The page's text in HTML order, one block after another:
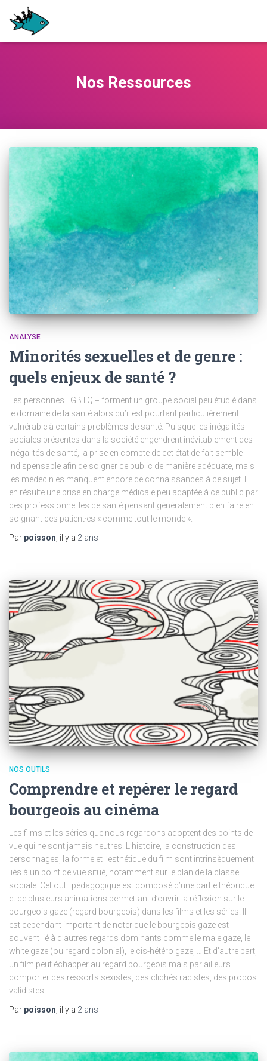
Nos Ressources
ANALYSE
Minorités sexuelles et de genre :
quels enjeux de santé ?
Les personnes LGBTQI+ forment un groupe social peu étudié dans
le domaine de la santé alors qu’il est pourtant particulièrement
vulnérable à certains problèmes de santé. Puisque les inégalités
sociales présentes dans la société engendrent inévitablement des
inégalités de santé, la prise en compte de cet état de fait semble
indispensable afin de soigner ce public de manière adéquate, mais
les médecin·es manquent encore de connaissances à ce sujet. Il
en résulte une prise en charge médicale peu adaptée à ce public par
des professionnel·les de santé pensant généralement bien faire en
soignant ces patient·es « comme tout le monde ».
Par poisson , il y a 2 ans
NOS OUTILS
Comprendre et repérer le regard
bourgeois au cinéma
Les films et les séries que nous regardons adoptent des points de
vue qui ne sont jamais neutres. L’histoire, la construction des
personnages, la forme et l’esthétique du film sont intrinsèquement
liés à un point de vue situé, notamment sur le plan de la classe
sociale. Cet outil pédagogique est composé d’une partie théorique
et de plusieurs animations permettant d’ouvrir la réflexion sur le
bourgeois gaze (regard bourgeois) dans les films et les séries. Il
est cependant important de noter que le bourgeois gaze est
souvent lié à d’autres regards dominants comme le male gaze, le
white gaze (ou regard colonial), le cis-hétéro gaze, … Et d’autre part,
un film peut échapper au regard bourgeois mais par ailleurs
comporter des ressorts sexistes, des clichés racistes, des propos
validistes…
Par poisson, il y a 2 ans